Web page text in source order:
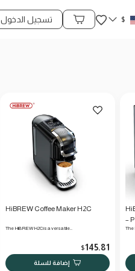
$ المفضلة
محتويات السلة
تسجيل الدخول
–
at
The
HiBREW Coffee Maker H2C
The HiBREW H2C is a versatile…
145.81
$
إضافة للسلة